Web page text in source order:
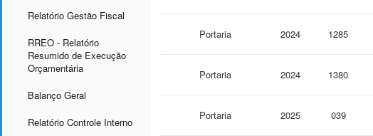
Relatório Gestão Fiscal
RREO - Relatório
Resumido de Execução
Orçamentária
Balanço Geral
Relatório Controle Interno
Portaria 2024 1285
Portaria 2024 1380
Portaria 2025 039